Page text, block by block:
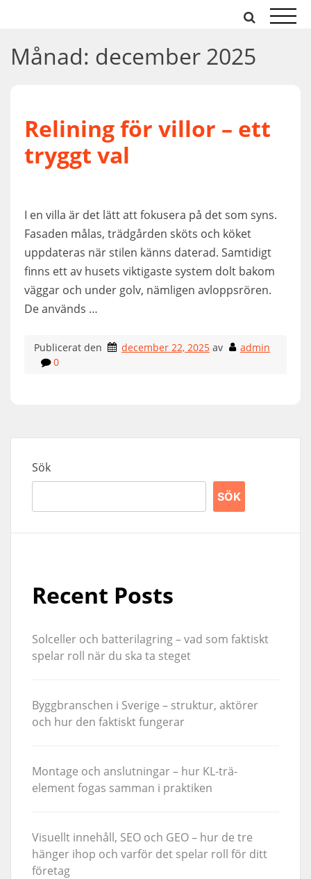
Månad: december 2025
Relining för villor – ett
tryggt val
I en villa är det lätt att fokusera på det som syns.
Fasaden målas, trädgården sköts och köket
uppdateras när stilen känns daterad. Samtidigt
finns ett av husets viktigaste system dolt bakom
väggar och under golv, nämligen avloppsrören.
De används …
Publicerat den december 22, 2025 av
admin
0
Sök
SÖK
Recent Posts
Solceller och batterilagring – vad som faktiskt
spelar roll när du ska ta steget
Byggbranschen i Sverige – struktur, aktörer
och hur den faktiskt fungerar
Montage och anslutningar – hur KL-trä-
element fogas samman i praktiken
Visuellt innehåll, SEO och GEO – hur de tre
hänger ihop och varför det spelar roll för ditt
företag